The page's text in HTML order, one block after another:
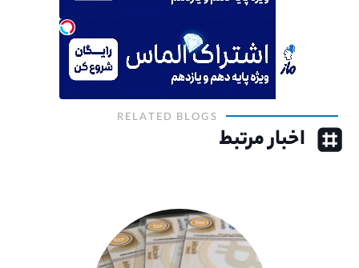
RELATED BLOGS
اخبار مرتبط